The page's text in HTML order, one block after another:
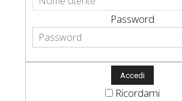
Password
Ricordami